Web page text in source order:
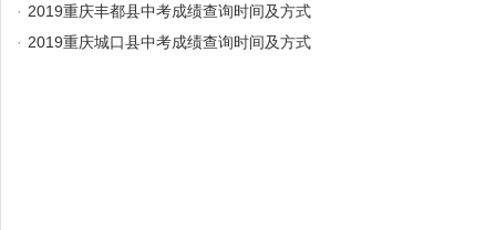
· 2019重庆丰都县中考成绩查询时间及方式
· 2019重庆城口县中考成绩查询时间及方式